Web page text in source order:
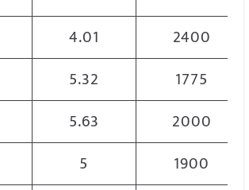
4.01
2400
5.32
1775
5.63
2000
5
1900